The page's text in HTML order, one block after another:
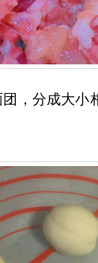
，分成大小